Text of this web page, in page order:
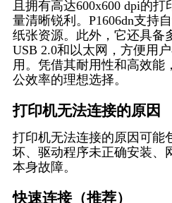
且拥有高达600x600 dpi的
量清晰锐利。P1606dn支持
纸张资源。此外，它还具备
USB 2.0和以太网，方便用
用。凭借其耐用性和高效能
公效率的理想选择。
打印机无法连接的原因
打印机无法连接的原因可能
坏、驱动程序未正确安装、
本身故障。
快速连接（推荐）